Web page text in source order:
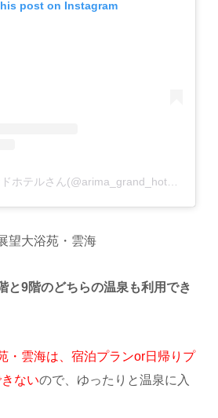
post on Instagram
望大浴苑・雲海
と9階のどちらの温泉も利用でき
・雲海は、宿泊プランor日帰りプ
ないので、ゆったりと温泉に入